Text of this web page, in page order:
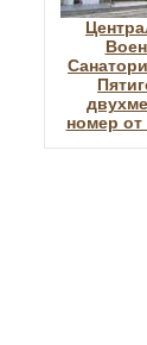
номер от